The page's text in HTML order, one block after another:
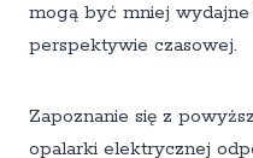
mogą być mniej wydajne
perspektywie czasowej.
Zapoznanie się z
opalarki elektrycznej